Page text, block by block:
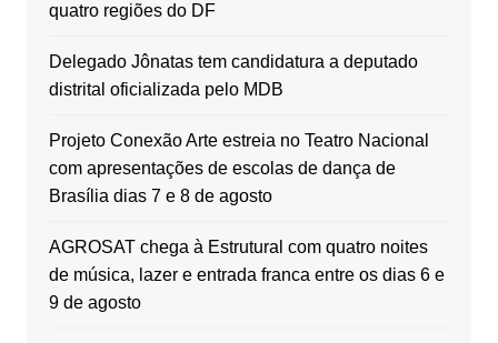
quatro regiões do DF
Delegado Jônatas tem candidatura a deputado
distrital oficializada pelo MDB
Projeto Conexão Arte estreia no Teatro Nacional
com apresentações de escolas de dança de
Brasília dias 7 e 8 de agosto
AGROSAT chega à Estrutural com quatro noites
de música, lazer e entrada franca entre os dias 6 e
9 de agosto